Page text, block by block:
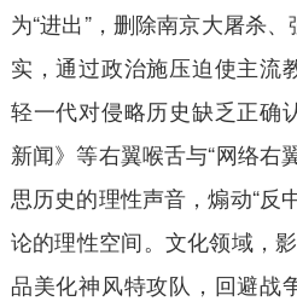
为“进出”，删除南京大屠杀
实，通过政治施压迫使主流
轻一代对侵略历史缺乏正确
新闻》等右翼喉舌与“网络右
思历史的理性声音，煽动“反
论的理性空间。文化领域，
品美化神风特攻队，回避战